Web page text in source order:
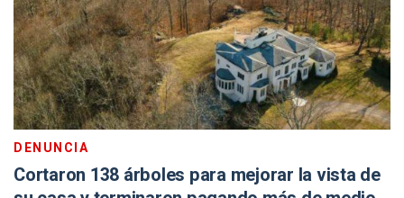
DENUNCIA
Cortaron 138 árboles para mejorar la vista de